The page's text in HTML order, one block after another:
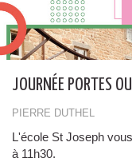
JOURNÉE PORTES
PIERRE DUTHEL
L'école St Joseph
à 11h30.